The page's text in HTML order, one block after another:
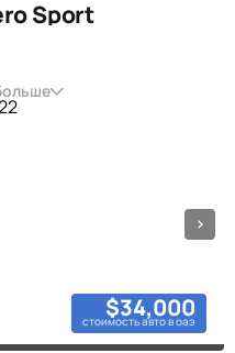
Sport
$34,000
стоимость авто в оаэ